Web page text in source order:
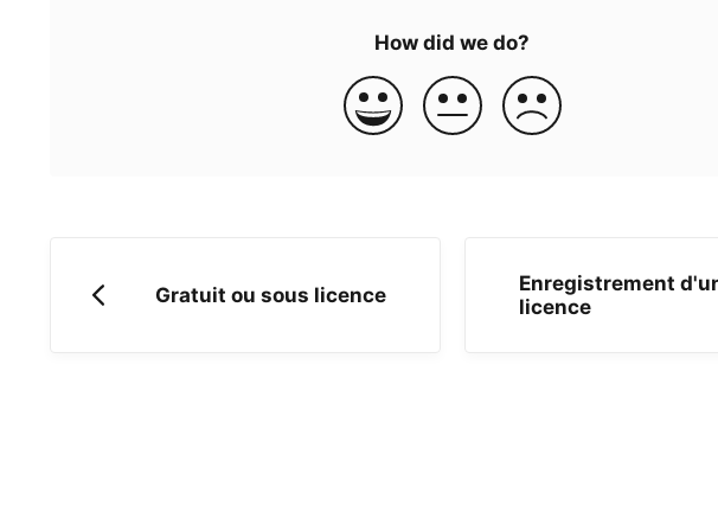
How did we do?
Gratuit ou sous licence
Enregistrement
licence